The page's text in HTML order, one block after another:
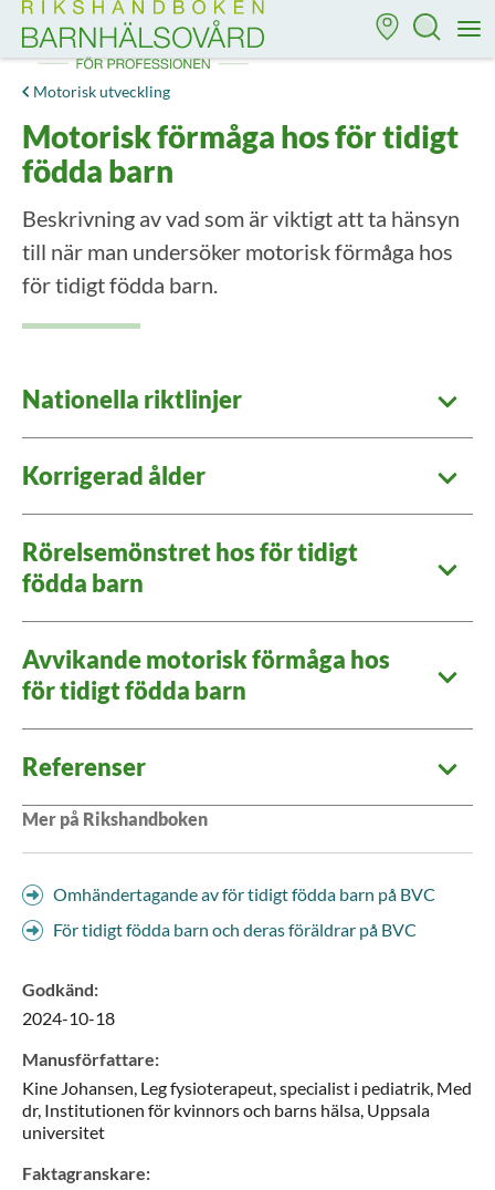
Till startsidan för Rikshandboken i barnhälsovård
Motorisk utveckling
Motorisk förmåga hos för tidigt
födda barn
Beskrivning av vad som är viktigt att ta hänsyn
till när man undersöker motorisk förmåga hos
för tidigt födda barn.
Nationella riktlinjer
Korrigerad ålder
Rörelsemönstret hos för tidigt
födda barn
Avvikande motorisk förmåga hos
för tidigt födda barn
Referenser
Mer på Rikshandboken
Omhändertagande av för tidigt födda barn på BVC
För tidigt födda barn och deras föräldrar på BVC
Godkänd:
2024-10-18
Manusförfattare:
Kine Johansen, Leg fysioterapeut, specialist i pediatrik, Med
dr, Institutionen för kvinnors och barns hälsa, Uppsala
universitet
Faktagranskare: